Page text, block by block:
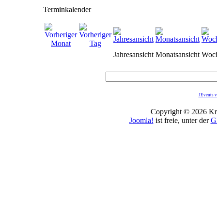
Terminkalender
Jahresansicht Monatsansicht
JEvents
Copyright © 2026
Joomla! ist freie, unter der